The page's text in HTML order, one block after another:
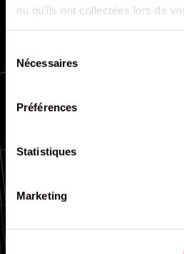
ou qu'ils ont collectées lors de
Nécessaires
Préférences
Statistiques
Marketing